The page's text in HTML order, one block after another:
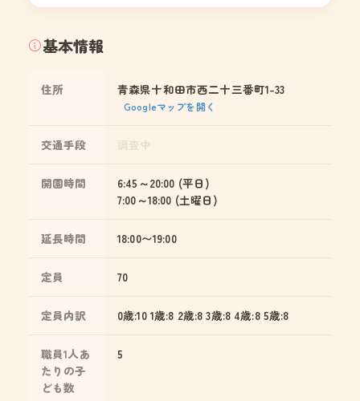
基本情報
住所 青森県十和田市西二十三番町1-33
Googleマップを開く
交通手段
開園時間
6:45～20:00 (平日)
7:00～18:00 (土曜日)
延長時間 18:00〜19:00
定員 70
定員内訳 0歳:10 1歳:8 2歳:8 3歳:8 4歳:8 5歳:8
職員1人あ
たりの子
ども数
5